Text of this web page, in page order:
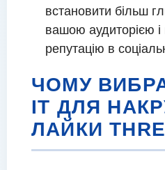
встановити більш
вашою аудиторією
репутацію в
ЧОМУ
IT ДЛЯ
ЛАЙКИ